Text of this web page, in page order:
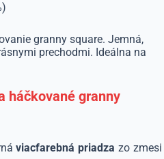
granny square. Jemná,
prechodmi. Ideálna na
háčkované granny
viacfarebná priadza zo zmesi